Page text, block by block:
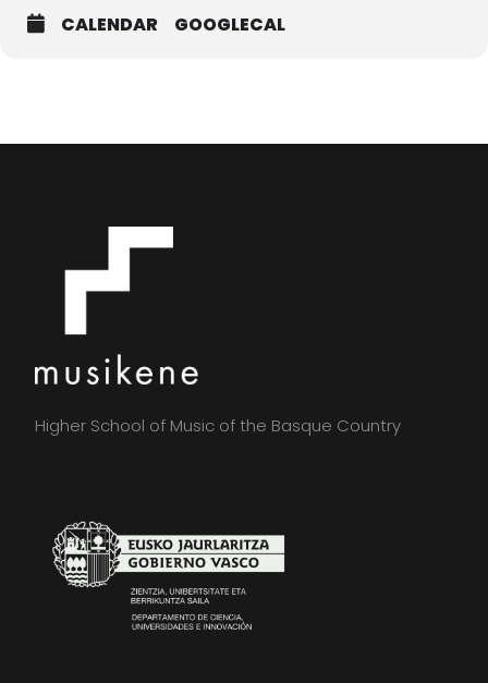
CALENDAR GOOGLECAL
Higher School of Music of the Basque Country